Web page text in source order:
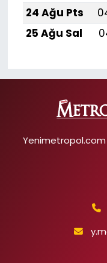
24 Ağu Pts
25 Ağu Sal
Yenimetropol.com